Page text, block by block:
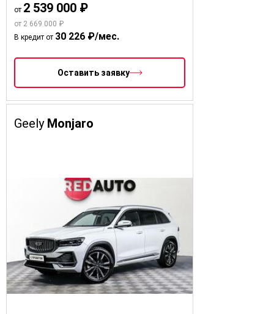
от 2 539 000 ₽
от 2 669 000 ₽
В кредит от 30 226 ₽/мес.
Оставить заявку
Geely Monjaro